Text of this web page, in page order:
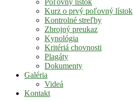
Poľovný lístok
Kurz o prvý poľovný lístok
Kontrolné streľby
Zbrojný preukaz
Kynológia
Kritériá chovnosti
Plagáty
Dokumenty
Galéria
Videá
Kontakt